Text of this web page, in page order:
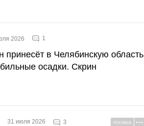
2026 1
принесёт в Челябинскую область
осадки. Скрин
31 июля 2026 3 РЕКЛАМА